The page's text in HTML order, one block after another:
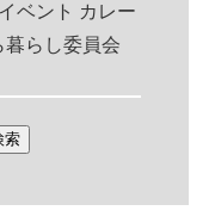
ベント カレー
らし委員会